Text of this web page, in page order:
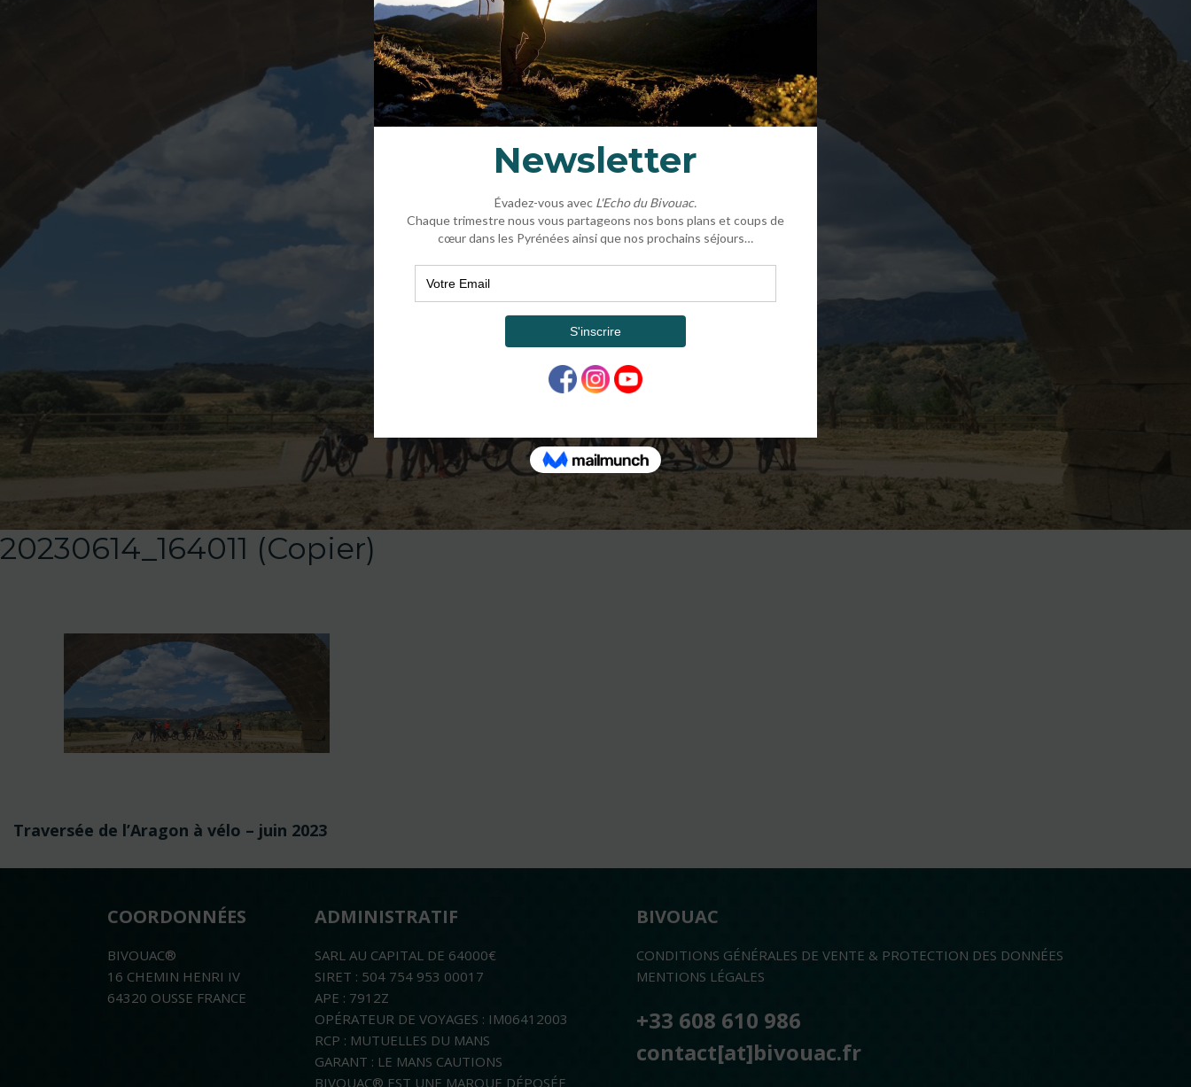
20230614_164011 (Copier)
Navigation
Traversée de l’Aragon à vélo – juin 2023
COORDONNÉES
BIVOUAC®
16 CHEMIN HENRI IV
64320 OUSSE FRANCE
ADMINISTRATIF
SARL AU CAPITAL DE 64000€
SIRET : 504 754 953 00017
APE : 7912Z
OPÉRATEUR DE VOYAGES : IM06412003
RCP : MUTUELLES DU MANS
GARANT : LE MANS CAUTIONS
BIVOUAC® EST UNE MARQUE DÉPOSÉE
BIVOUAC
CONDITIONS GÉNÉRALES DE VENTE & PROTECTION DES DONNÉES
MENTIONS LÉGALES
+33 608 610 986
contact[at]bivouac.fr